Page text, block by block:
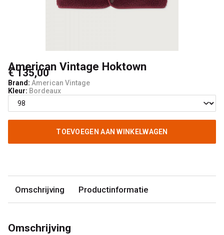
American Vintage Hoktown
€ 135,00
Brand: American Vintage
Kleur: Bordeaux
TOEVOEGEN AAN WINKELWAGEN
Omschrijving Productinformatie
Omschrijving